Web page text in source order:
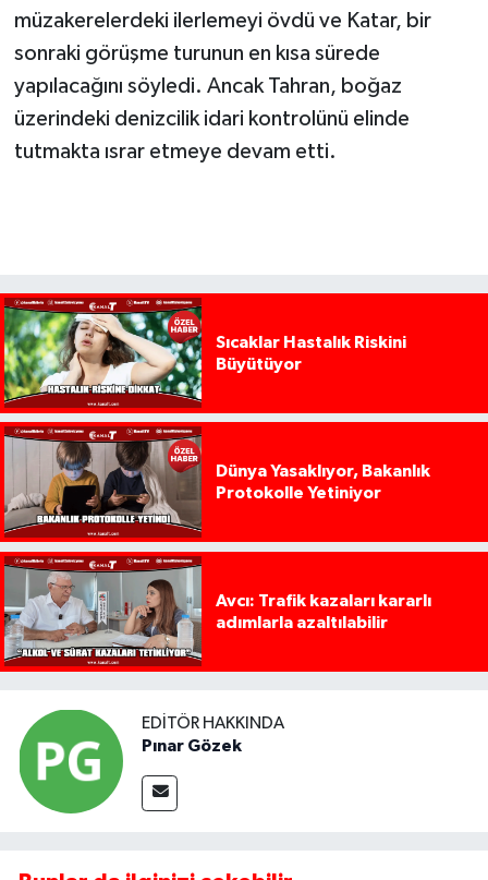
müzakerelerdeki ilerlemeyi övdü ve Katar, bir
sonraki görüşme turunun en kısa sürede
yapılacağını söyledi. Ancak Tahran, boğaz
üzerindeki denizcilik idari kontrolünü elinde
tutmakta ısrar etmeye devam etti.
Sıcaklar Hastalık Riskini
Büyütüyor
Dünya Yasaklıyor, Bakanlık
Protokolle Yetiniyor
Avcı: Trafik kazaları kararlı
adımlarla azaltılabilir
EDITÖR HAKKINDA
Pınar Gözek